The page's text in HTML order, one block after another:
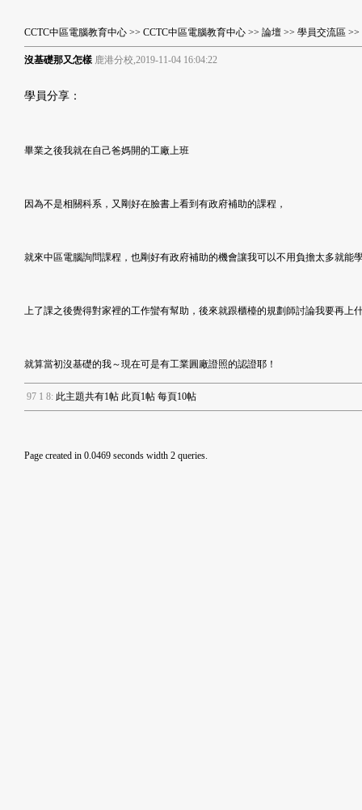
CCTC中區電腦教育中心 >> CCTC中區電腦教育中心 >> 論壇 >> 學員交流區 >>
沒基礎那又怎樣 鹿港分校,2019-11-04 16:04:22
學員分享：
畢業之後我就在自己爸媽開的工廠上班
因為不是相關科系，又剛好在臉書上看到有政府補助的課程，
就來中區電腦詢問課程，也剛好有政府補助的機會讓我可以不用負擔太多就能
上了課之後覺得對家裡的工作蠻有幫助，後來就跟櫃檯的規劃師討論我要再上
就算當初沒基礎的我～現在可是有工業圓廠證照的認證耶！
97 1 8: 此主題共有1帖 此頁1帖 每頁10帖
Page created in 0.0469 seconds width 2 queries.